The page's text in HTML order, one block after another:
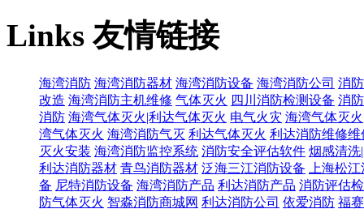
Links友情链接
海湾消防 海湾消防器材 海湾消防设备 海湾消防公司 消
改造 海湾消防主机维修 气体灭火 四川消防检测设备 消
消防 海湾气体灭火|利达气体灭火 电气火灾 海湾气体灭
湾气体灭火 海湾消防气灭 利达气体灭火 利达消防维修维
灭火安装 海湾消防监控系统 消防安全评估软件 烟感清洗
利达消防器材 青鸟消防器材 泛海三江消防设备
上海松
备 尼特消防设备 海湾消防产品 利达消防产品 消防评估
防气体灭火 智淼消防商城网 利达消防公司 依爱消防 福